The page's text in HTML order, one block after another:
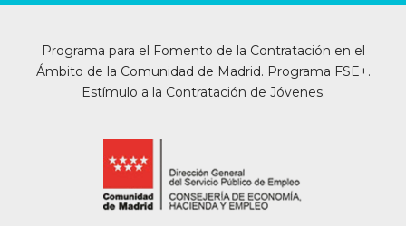
Programa para el Fomento de la Contratación en el
Ámbito de la Comunidad de Madrid. Programa FSE+.
Estímulo a la Contratación de Jóvenes.